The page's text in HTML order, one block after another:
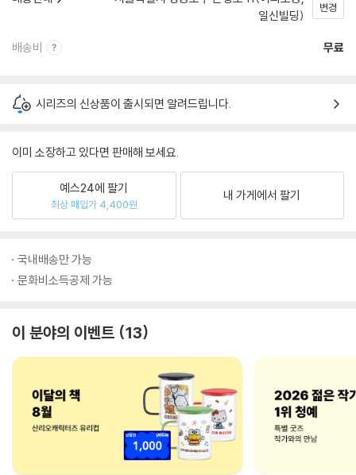
일신빌딩)
변경
배송비 무료
시리즈의 신상품이 출시되면 알려드립니다.
이미 소장하고 있다면 판매해 보세요.
예스24에 팔기
최상 매입가 4,400원
내 가게에서 팔기
국내배송만 가능
문화비소득공제 가능
이 분야의 이벤트 13